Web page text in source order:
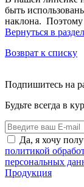
быть
наклона. Поэтому
Вернуться в
Возврат к списку
Подпишитесь на
Будьте всегда в
Да, я хочу
политикой
персональных
Продукция